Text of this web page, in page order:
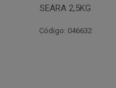
AURORA 5KG
Código: 046371